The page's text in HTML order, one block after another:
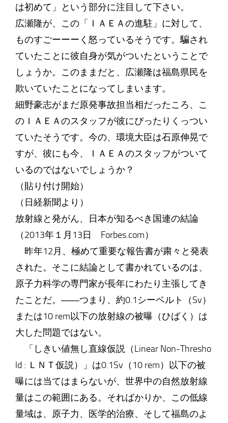
は初めて」という部分に注目して下さい。
広瀬隆が、この「ＩＡＥＡの進駐」に対して、
ものすごーーーく怒っているそうです。騙され
ていたことに彼自身が気がついたということで
しょうか。このままだと、広瀬隆は福島県民を
欺いていたことになってしまいます。
細野豪志がまだ原発事故担当相だったころ、こ
のＩＡＥＡのスタッフが彼にぴったりくっつい
ていたそうです。今の、環境大臣は石原伸晃で
すが、彼にも今、ＩＡＥＡのスタッフがついて
いるのではないでしょうか？
（貼り付け開始）
（日経新聞より）
放射線と発がん、日本が知るべき国連の結論
（2013年１月13日 Forbes.com）
昨年12月、極めて重要な報告書が粛々と発表
された。そこに結論として書かれているのは、
原子力科学の専門家が長年にわたり主張してき
たことだ。――つまり、約0.1シーベルト（Sv）
または10 rem以下の放射線の被曝（ひばく）は
大した問題ではない。
「しきい値無し直線仮説（Linear Non-Thresho
ld : ＬＮＴ仮説）」は0.1Sv（10 rem）以下の被
曝には当てはまらないが、世界中の自然放射線
量はこの範囲にある。そればかりか、この低線
量域は、原子力、医学的治療、そして福島のよ